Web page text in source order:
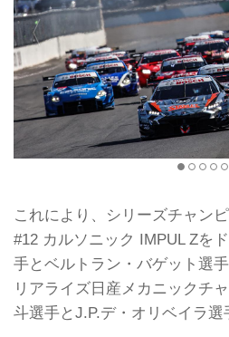
これにより、シリーズチャン
#12 カルソニック IMPUL Zを
手とベルトラン・バゲット選
リアライズ日産メカニックチ
斗選手とJ.P.デ・オリベイラ選